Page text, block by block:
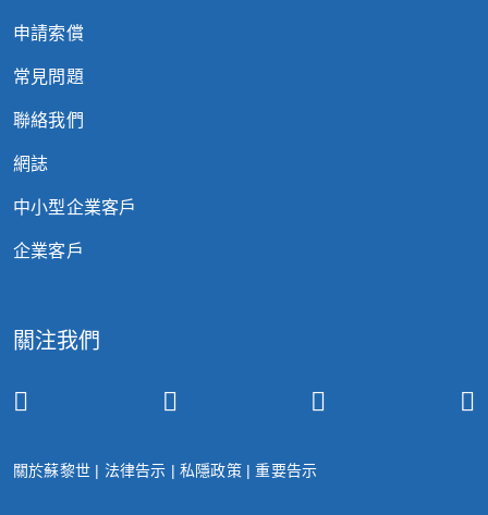
申請索償
常見問題
聯絡我們
網誌
中小型企業客戶
企業客戶
關注我們
關於蘇黎世 | 法律告示 |私隱政策|重要告示